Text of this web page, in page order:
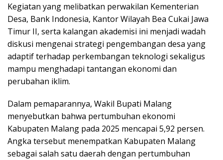
Kegiatan yang melibatkan perwakilan Kementerian
Desa, Bank Indonesia, Kantor Wilayah Bea Cukai Jawa
Timur II, serta kalangan akademisi ini menjadi wadah
diskusi mengenai strategi pengembangan desa yang
adaptif terhadap perkembangan teknologi sekaligus
mampu menghadapi tantangan ekonomi dan
perubahan iklim.
Dalam pemaparannya, Wakil Bupati Malang
menyebutkan bahwa pertumbuhan ekonomi
Kabupaten Malang pada 2025 mencapai 5,92 persen.
Angka tersebut menempatkan Kabupaten Malang
sebagai salah satu daerah dengan pertumbuhan